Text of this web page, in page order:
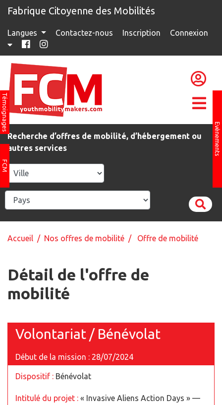
Fabrique Citoyenne des Mobilités
Langues Contactez-nous Inscription Connexion
Témoignages
FCM
Evènements
Recherche d’offres de mobilité, d’hébergement ou
autres services
Accueil / Nos offres de mobilité / Offre de mobilité
Détail de l'offre de
mobilité
Volontariat / Bénévolat
Début de la mission : 28/07/2024
Dispositif : Bénévolat
Intitulé du projet : « Invasive Aliens Action Days » —